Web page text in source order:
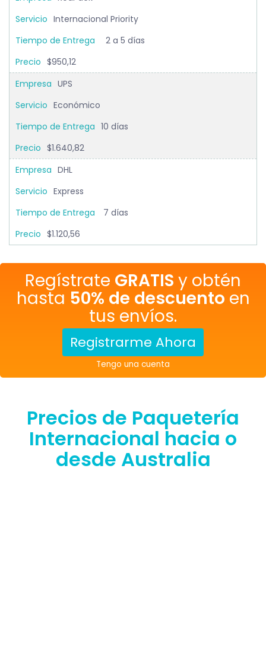
Internacional Priority
2 a 5 días
$950,12
UPS
Económico
10 días
$1.640,82
DHL
Express
7 días
$1.120,56
Regístrate GRATIS y obtén
hasta 50% de descuento en
tus envíos.
Registrarme Ahora
Tengo una cuenta
Precios de Paquetería
Internacional hacia o
desde Australia